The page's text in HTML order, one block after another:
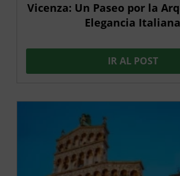
Vicenza: Un Paseo por la
Elegancia Italiana
IR AL POST